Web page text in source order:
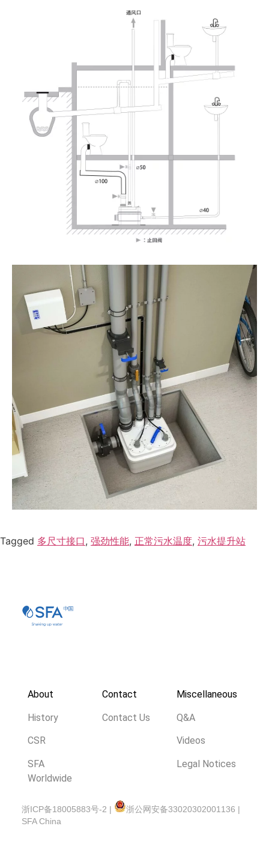
Tagged 多尺寸接口, 强劲性能, 正常污水温度, 污水提升站
About
History
CSR
SFA
Worldwide
Contact
Contact Us
Miscellaneous
Q&A
Videos
Legal Notices
浙ICP备18005883号-2 |
浙公网安备33020302001136 |
SFA China